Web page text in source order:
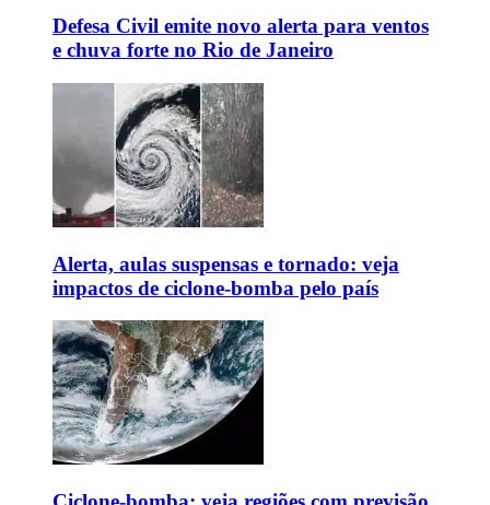
Defesa Civil emite novo alerta para ventos
e chuva forte no Rio de Janeiro
Alerta, aulas suspensas e tornado: veja
impactos de ciclone-bomba pelo país